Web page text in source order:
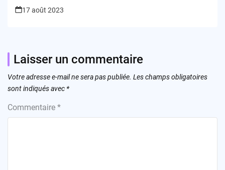
17 août 2023
Laisser un commentaire
Votre adresse e-mail ne sera pas publiée. Les champs obligatoires
sont indiqués avec *
Commentaire *